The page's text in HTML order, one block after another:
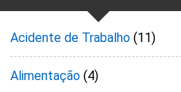
Acidente de Trabalho (11)
Alimentação (4)